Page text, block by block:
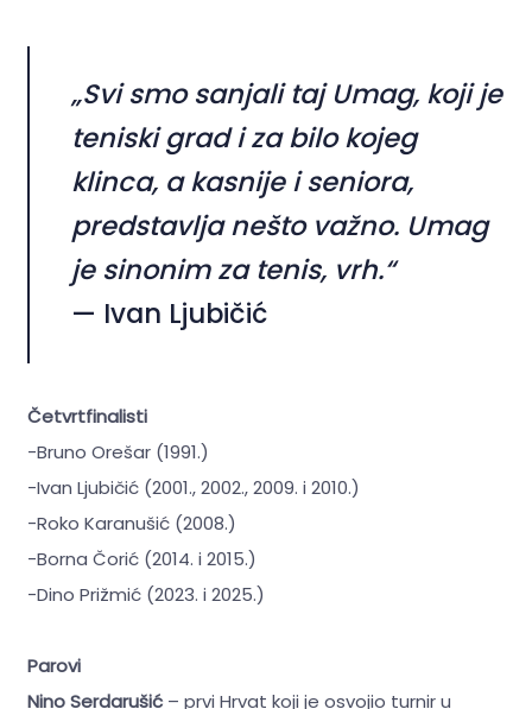
„Svi smo sanjali taj Umag, koji je
teniski grad i za bilo kojeg
klinca, a kasnije i seniora,
predstavlja nešto važno. Umag
je sinonim za tenis, vrh.“
— Ivan Ljubičić
Četvrtfinalisti
-Bruno Orešar (1991.)
-Ivan Ljubičić (2001., 2002., 2009. i 2010.)
-Roko Karanušić (2008.)
-Borna Čorić (2014. i 2015.)
-Dino Prižmić (2023. i 2025.)
Parovi
Nino Serdarušić– prvi Hrvat koji je osvojio turnir u